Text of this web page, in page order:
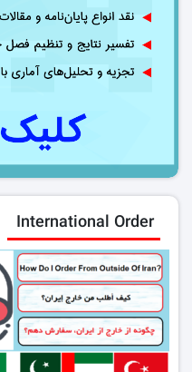
International Order